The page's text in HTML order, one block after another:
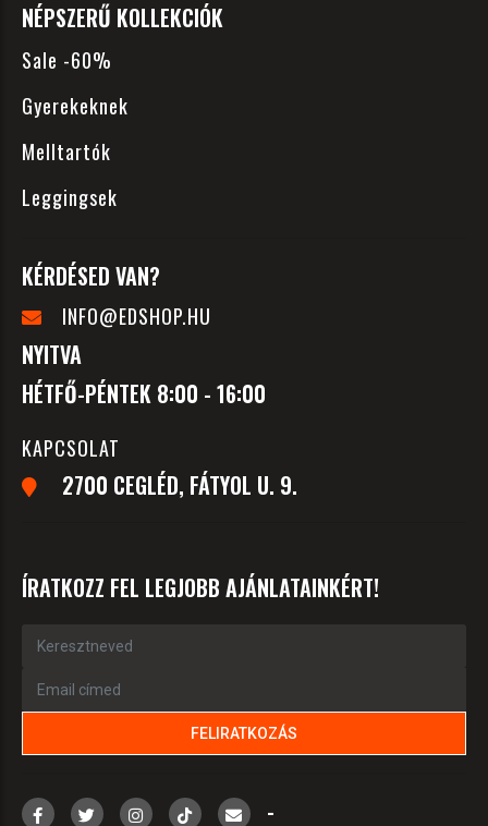
NÉPSZERŰ KOLLEKCIÓK
Sale -60%
Gyerekeknek
Melltartók
Leggingsek
KÉRDÉSED VAN?
INFO@EDSHOP.HU
NYITVA
HÉTFŐ-PÉNTEK 8:00 - 16:00
KAPCSOLAT
2700 CEGLÉD, FÁTYOL U. 9.
ÍRATKOZZ FEL LEGJOBB AJÁNLATAINKÉRT!
-